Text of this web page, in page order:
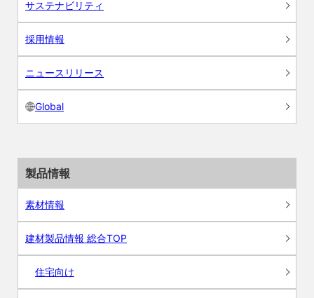
サステナビリティ
採用情報
ニュースリリース
Global
製品情報
素材情報
建材製品情報 総合TOP
住宅向け